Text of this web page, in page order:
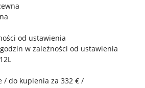
od ustawienia
w zależności od ustawienia
/ do kupienia za 332 € /